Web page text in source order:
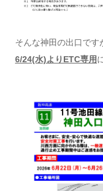
そんな神田の出口です
6/24(水)よりETC専用